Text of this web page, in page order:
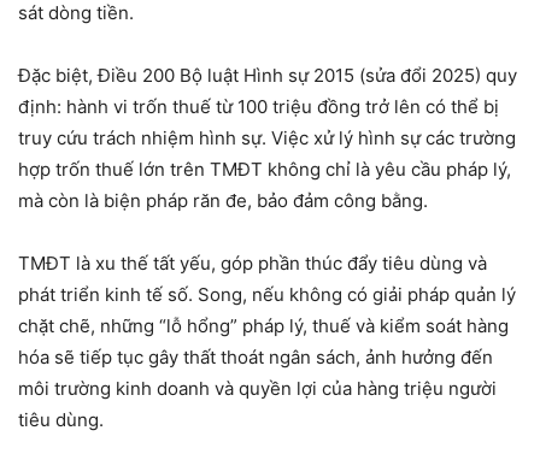
sát dòng tiền.
Đặc biệt, Điều 200 Bộ luật Hình sự 2015 (sửa đổi 2025) quy
định: hành vi trốn thuế từ 100 triệu đồng trở lên có thể bị
truy cứu trách nhiệm hình sự. Việc xử lý hình sự các trường
hợp trốn thuế lớn trên TMĐT không chỉ là yêu cầu pháp lý,
mà còn là biện pháp răn đe, bảo đảm công bằng.
TMĐT là xu thế tất yếu, góp phần thúc đẩy tiêu dùng và
phát triển kinh tế số. Song, nếu không có giải pháp quản lý
chặt chẽ, những “lỗ hổng” pháp lý, thuế và kiểm soát hàng
hóa sẽ tiếp tục gây thất thoát ngân sách, ảnh hưởng đến
môi trường kinh doanh và quyền lợi của hàng triệu người
tiêu dùng.